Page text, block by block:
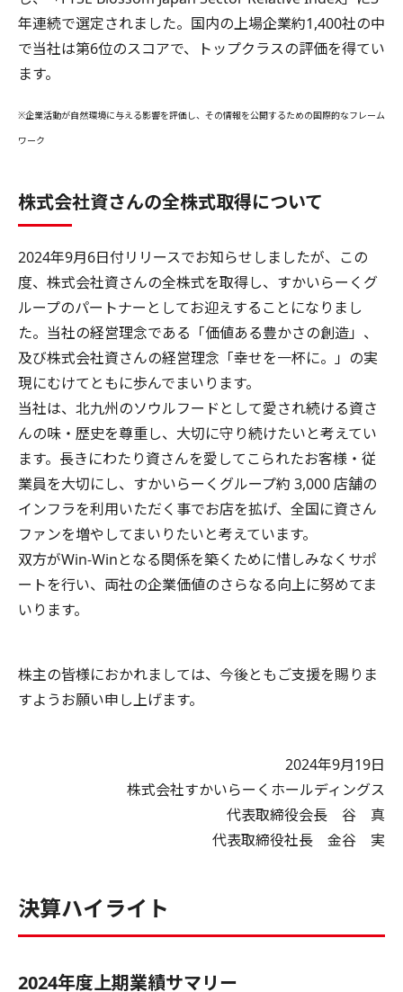
年連続で選定されました。国内の上場企業約1,400社の中
で当社は第6位のスコアで、トップクラスの評価を得てい
ます。
※企業活動が自然環境に与える影響を評価し、その情報を公開するための国際的なフレーム
ワーク
株式会社資さんの全株式取得について
2024年9月6日付リリースでお知らせしましたが、この
度、株式会社資さんの全株式を取得し、すかいらーくグ
ループのパートナーとしてお迎えすることになりまし
た。当社の経営理念である「価値ある豊かさの創造」、
及び株式会社資さんの経営理念「幸せを一杯に。」の実
現にむけてともに歩んでまいります。
当社は、北九州のソウルフードとして愛され続ける資さ
んの味・歴史を尊重し、大切に守り続けたいと考えてい
ます。長きにわたり資さんを愛してこられたお客様・従
業員を大切にし、すかいらーくグループ約 3,000 店舗の
インフラを利用いただく事でお店を拡げ、全国に資さん
ファンを増やしてまいりたいと考えています。
双方がWin-Winとなる関係を築くために惜しみなくサポ
ートを行い、両社の企業価値のさらなる向上に努めてま
いります。
株主の皆様におかれましては、今後ともご支援を賜りま
すようお願い申し上げます。
2024年9月19日
株式会社すかいらーくホールディングス
代表取締役会長 谷 真
代表取締役社長 金谷 実
決算ハイライト
2024年度上期業績サマリー